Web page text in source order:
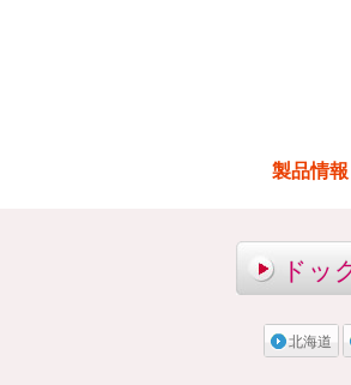
製品情報
ドッ
北海道